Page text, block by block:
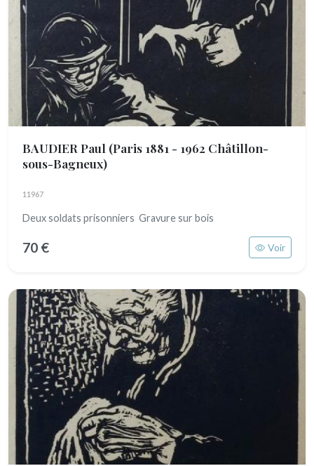
BAUDIER Paul (Paris 1881 - 1962 Châtillon-
sous-Bagneux)
11967
Deux soldats prisonniers Gravure sur bois
70 € Voir